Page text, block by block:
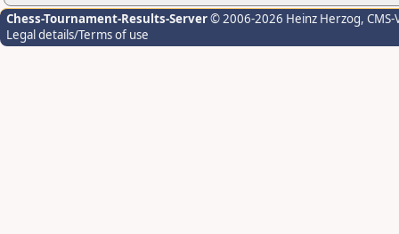
Chess-Tournament-Results-Server© 2006-2026 Heinz Herzog,
Legal details/Terms of use